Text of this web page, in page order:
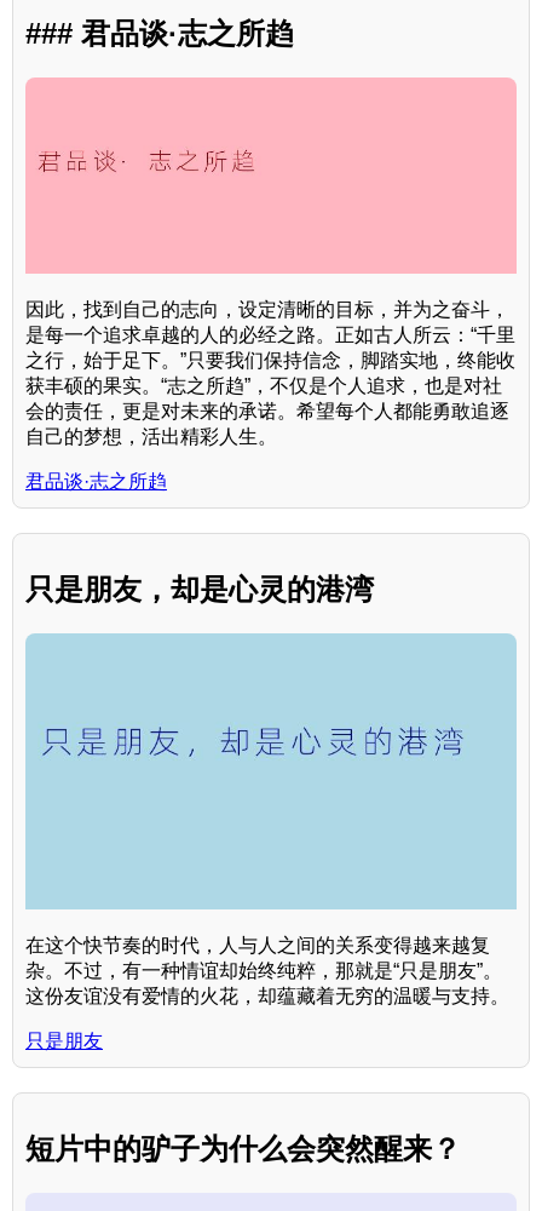
### 君品谈·志之所趋
因此，找到自己的志向，设定清晰的目标，并为之奋斗，
是每一个追求卓越的人的必经之路。正如古人所云：“千里
之行，始于足下。”只要我们保持信念，脚踏实地，终能收
获丰硕的果实。“志之所趋”，不仅是个人追求，也是对社
会的责任，更是对未来的承诺。希望每个人都能勇敢追逐
自己的梦想，活出精彩人生。
君品谈·志之所趋
只是朋友，却是心灵的港湾
在这个快节奏的时代，人与人之间的关系变得越来越复
杂。不过，有一种情谊却始终纯粹，那就是“只是朋友”。
这份友谊没有爱情的火花，却蕴藏着无穷的温暖与支持。
只是朋友
短片中的驴子为什么会突然醒来？